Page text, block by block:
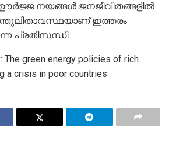
ഊര്‍ജ്ജ നയങ്ങള്‍ ജനജീവിതങ്ങളില്‍
ഇത്തരം
പ്രതിസന്ധി.
The green energy policies of rich
a crisis in poor countries